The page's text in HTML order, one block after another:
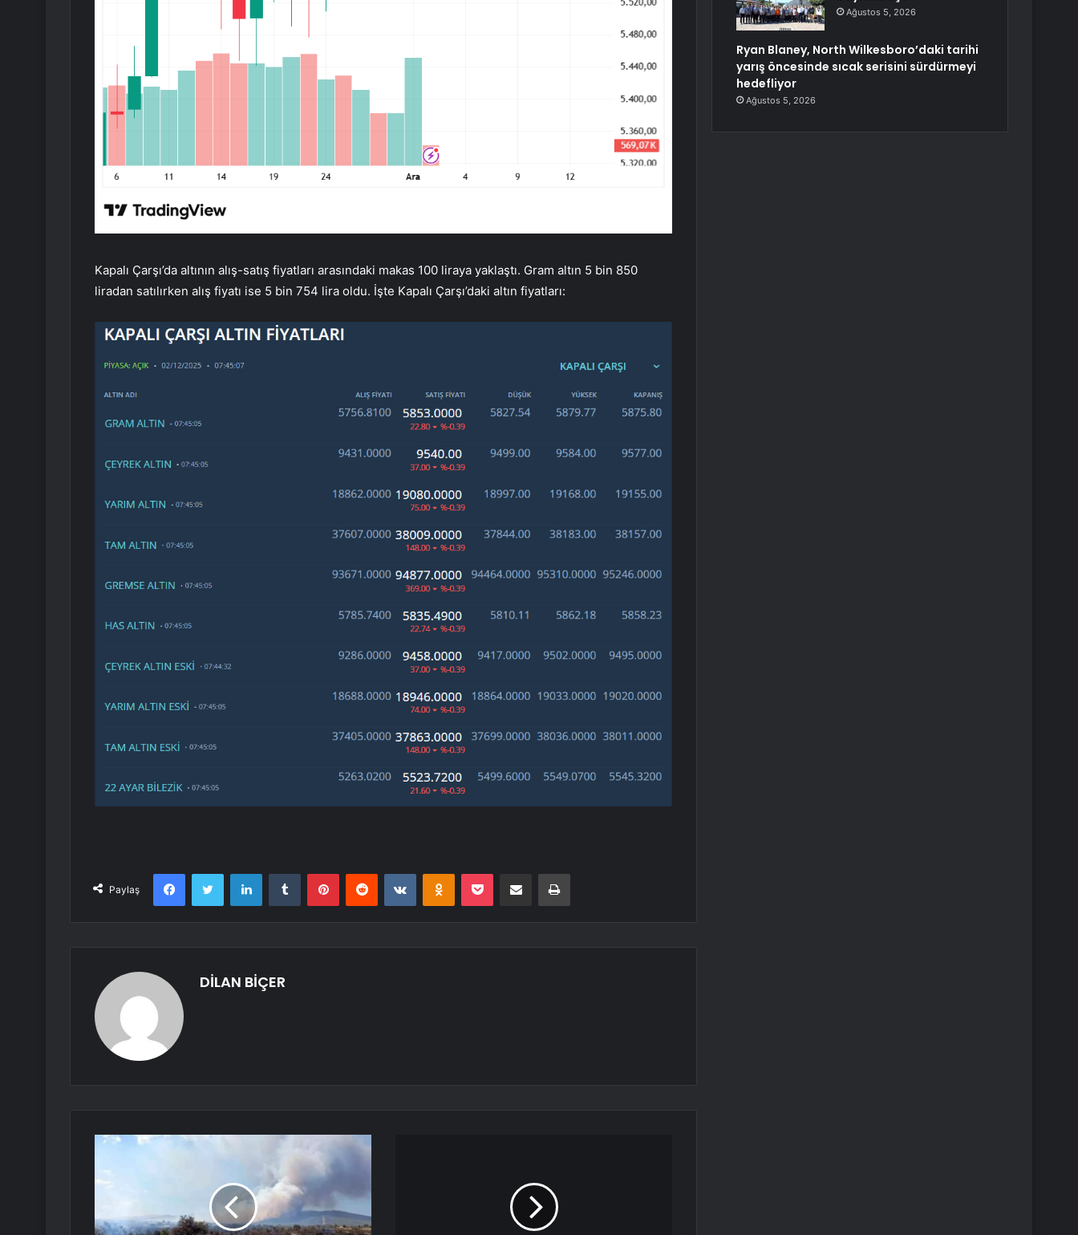
Kapalı Çarşı’da altının alış-satış fiyatları arasındaki makas 100 liraya yaklaştı. Gram altın 5 bin 850
liradan satılırken alış fiyatı ise 5 bin 754 lira oldu. İşte Kapalı Çarşı’daki altın fiyatları:
Paylaş
FacebookTwitter LinkedInTumblr PinterestReddit VKontakteOdnoklassniki
Pocket E-Posta ile paylaş Yazdır
DİLAN BİÇER
Ağustos 5, 2026
Ryan Blaney, North Wilkesboro’daki tarihi
yarış öncesinde sıcak serisini sürdürmeyi
hedefliyor
Ağustos 5, 2026